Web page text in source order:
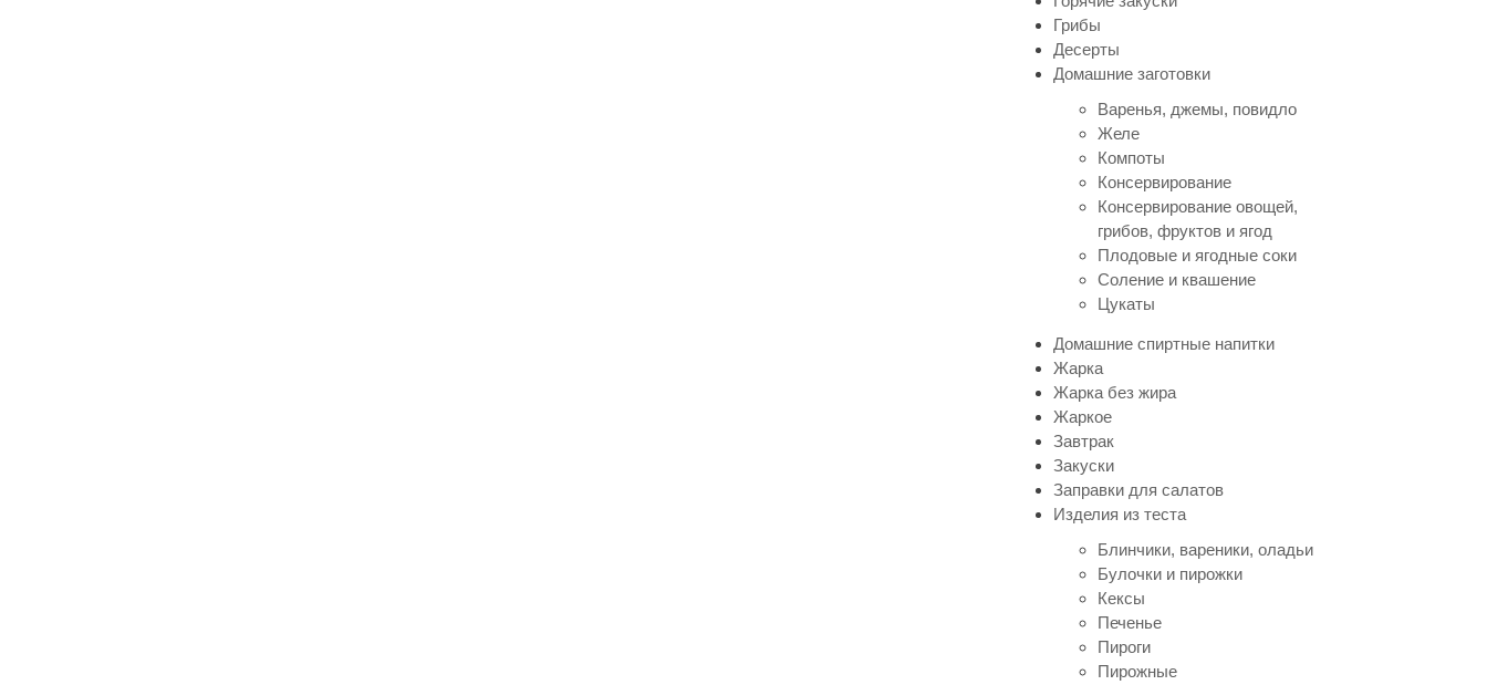
Грибы
Десерты
Домашние заготовки
Варенья, джемы, повидло
Желе
Компоты
Консервирование
Консервирование овощей,
грибов, фруктов и ягод
Плодовые и ягодные соки
Соление и квашение
Цукаты
Домашние спиртные напитки
Жарка
Жарка без жира
Жаркое
Завтрак
Закуски
Заправки для салатов
Изделия из теста
Блинчики, вареники, оладьи
Булочки и пирожки
Кексы
Печенье
Пироги
Пирожные